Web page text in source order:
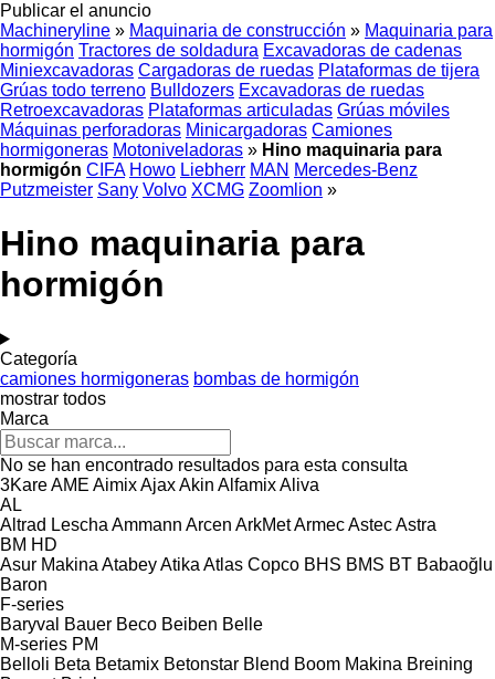
Publicar el anuncio
Machineryline » Maquinaria de construcción » Maquinaria para
hormigón Tractores de soldadura Excavadoras de cadenas
Miniexcavadoras Cargadoras de ruedas Plataformas de tijera
Grúas todo terreno Bulldozers Excavadoras de ruedas
Retroexcavadoras Plataformas articuladas Grúas móviles
Máquinas perforadoras Minicargadoras Camiones
hormigoneras Motoniveladoras » Hino maquinaria para
hormigón CIFA Howo Liebherr MAN Mercedes-Benz
Putzmeister Sany Volvo XCMG Zoomlion »
Hino maquinaria para
hormigón
Categoría
camiones hormigoneras bombas de hormigón
mostrar todos
Marca
No se han encontrado resultados para esta consulta
3KareAME AimixAjaxAkin AlfamixAliva
AL
Altrad Lescha Ammann Arcen ArkMetArmecAstecAstra
BM HD
Asur Makina AtabeyAtika Atlas Copco BHS BMS BT Babaoğlu
Baron
F-series
Baryval
Bauer Beco Beiben Belle
M-series PM
Belloli Beta Betamix Betonstar Blend Boom Makina Breining